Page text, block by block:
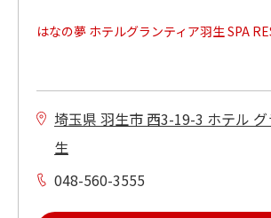
はなの夢 ホテルグランティア羽生 SPA
埼玉県 羽生市 西3-19-3 ホテル
生
048-560-3555